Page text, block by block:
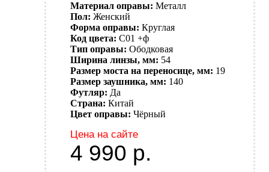
Материал оправы: Металл
Пол: Женский
Форма оправы: Круглая
Код цвета: C01 +ф
Тип оправы: Ободковая
Ширина линзы, мм: 54
Размер моста на переносице, мм: 19
Размер заушника, мм: 140
Футляр: Да
Страна: Китай
Цвет оправы: Чёрный
Цена на сайте
4 990 р.